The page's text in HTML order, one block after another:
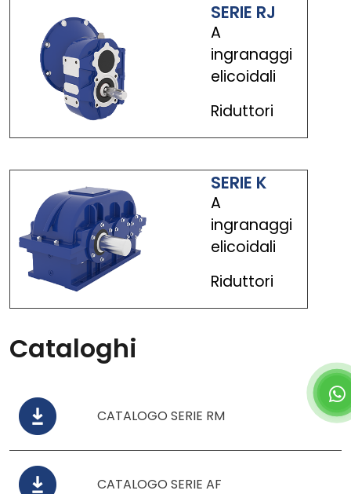
SERIE RJ
A
ingranaggi
elicoidali
Riduttori
SERIE K
A
ingranaggi
elicoidali
Riduttori
Cataloghi
CATALOGO SERIE RM
CATALOGO SERIE AF